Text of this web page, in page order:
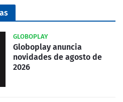
GLOBOPLAY
Globoplay anuncia
novidades de agosto de
2026